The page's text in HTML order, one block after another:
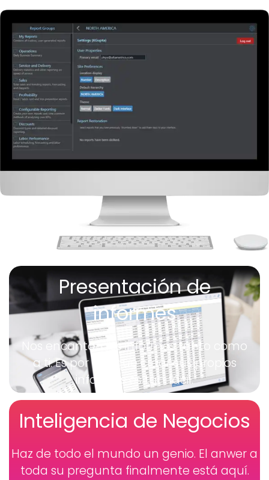
Inteligencia de Negocios
Haz de todo el mundo un genio. El anwer a
toda su pregunta finalmente está aquí.
Presentación de
informes
Nos encantan los informes tanto como
a ti. Es por eso que crear sus propios
informes es tan fácil.